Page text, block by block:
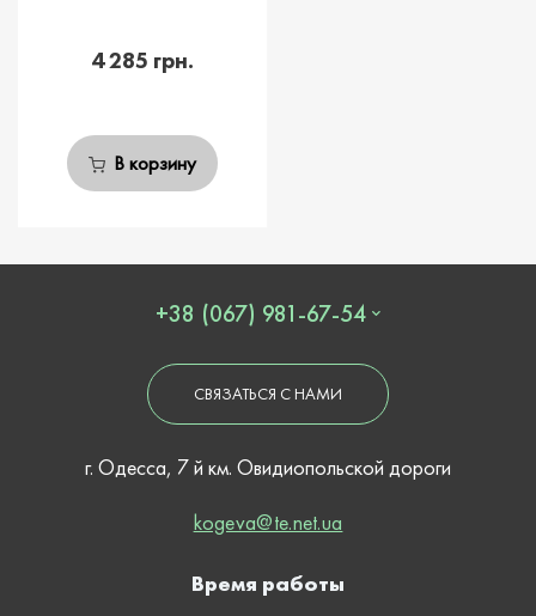
4 285 грн.
В корзину
+38 (067) 981-67-54
СВЯЗАТЬСЯ С НАМИ
г. Одесса, 7 й км. Овидиопольской дороги
kogeva@te.net.ua
Время работы